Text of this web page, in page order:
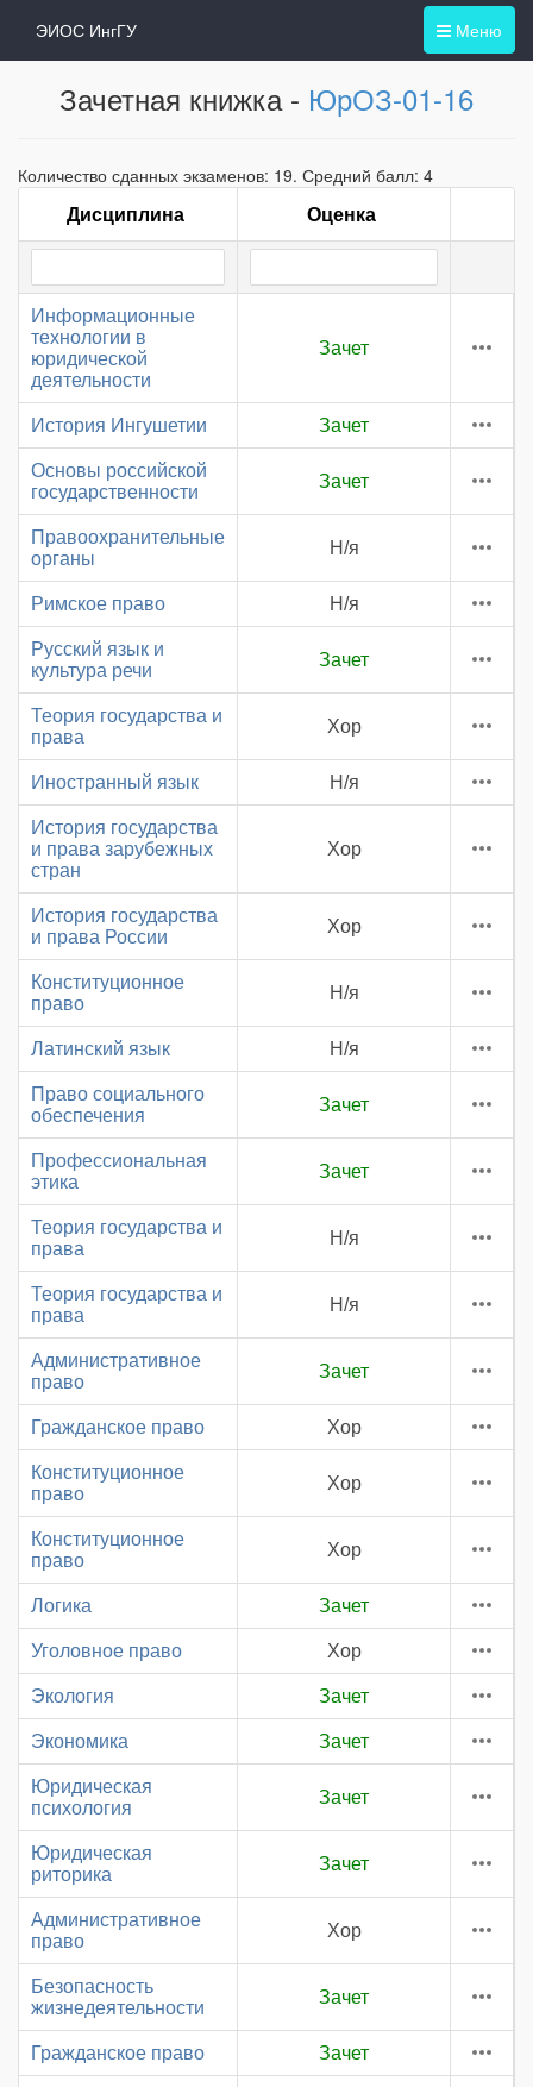
Меню
ЭИОС ИнгГУ
Зачетная книжка - ЮрОЗ-01-16
Количество сданных экзаменов: 19. Средний балл: 4
Дисциплина Оценка
Информационные
технологии в
юридической
деятельности
Зачет
История Ингушетии Зачет
Основы российской
государственности
Зачет
Правоохранительные
органы
Н/я
Римское право Н/я
Русский язык и
культура речи
Зачет
Теория государства и
права
Хор
Иностранный язык Н/я
История государства
и права зарубежных
стран
Хор
История государства
и права России
Хор
Конституционное
право
Н/я
Латинский язык Н/я
Право социального
обеспечения
Зачет
Профессиональная
этика
Зачет
Теория государства и
права
Н/я
Теория государства и
права
Н/я
Административное
право
Зачет
Гражданское право Хор
Конституционное
право
Хор
Конституционное
право
Хор
Логика Зачет
Уголовное право Хор
Экология Зачет
Экономика Зачет
Юридическая
психология
Зачет
Юридическая
риторика
Зачет
Административное
право
Хор
Безопасность
жизнедеятельности
Зачет
Гражданское право Зачет